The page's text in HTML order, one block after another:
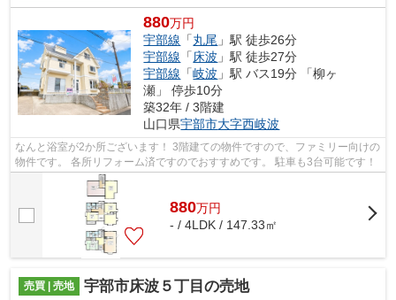
880万円
宇部線 「丸尾 」駅 徒歩26分
宇部線 「床波 」駅 徒歩27分
宇部線 「岐波 」駅 バス19分 「柳ヶ
瀬」 停歩10分
築32年 / 3階建
山口県宇部市大字西岐波
なんと浴室が2か所ございます！ 3階建ての物件ですので、ファミリー向けの
物件です。 各所リフォーム済ですのでおすすめです。 駐車も3台可能です！
880万円
- / 4LDK / 147.33㎡
売買 | 売地 宇部市床波５丁目の売地